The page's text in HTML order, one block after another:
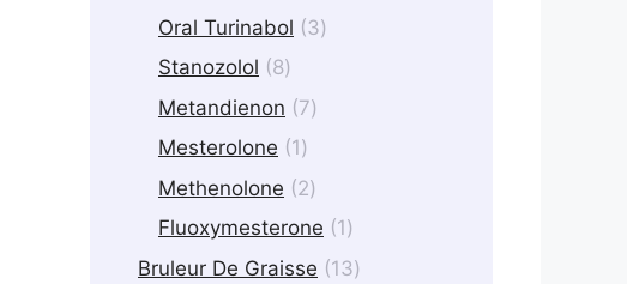
products
Oral Turinabol 33
Stanozolol 88
products
Metandienon 77
Mesterolone 11
product
Methenolone 22
products
Fluoxymesterone 11
product
Bruleur De Graisse 1313